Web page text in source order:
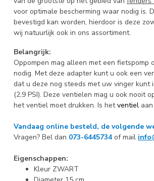
voor optimale bescherming waar nodig is.
bevestigd kan worden, hierdoor is deze
wij natuurlijk ook in ons assortiment.
Belangrijk:
Oppompen mag alleen met een
nodig. Met deze adapter kunt u ook een
dat u deze nog steeds met uw vinger
(2,9 PSI). Deze ventielen mag u ook nooit
het ventiel moet drukken. Is hetventiel
Vandaag online besteld, de volgende
Vragen? Bel dan 073-6445734 of mail
Eigenschappen:
Kleur ZWART